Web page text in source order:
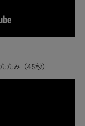
たみ（45秒）